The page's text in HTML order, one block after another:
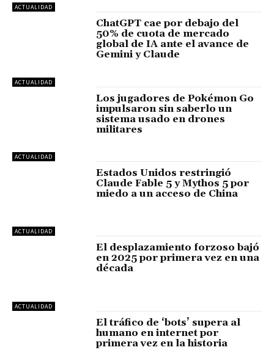
ACTUALIDAD
ACTUALIDAD
ChatGPT cae por debajo del
50% de cuota de mercado
global de IA ante el avance de
Gemini y Claude
ACTUALIDAD
Los jugadores de Pokémon Go
impulsaron sin saberlo un
sistema usado en drones
militares
ACTUALIDAD
Estados Unidos restringió
Claude Fable 5 y Mythos 5 por
miedo a un acceso de China
ACTUALIDAD
El desplazamiento forzoso bajó
en 2025 por primera vez en una
década
El tráfico de ‘bots’ supera al
humano en internet por
primera vez en la historia